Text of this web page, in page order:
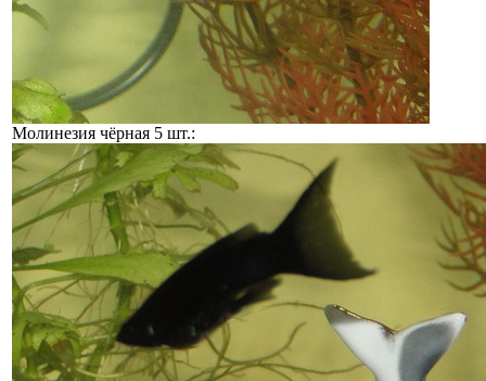
Молинезия чёрная 5 шт.: